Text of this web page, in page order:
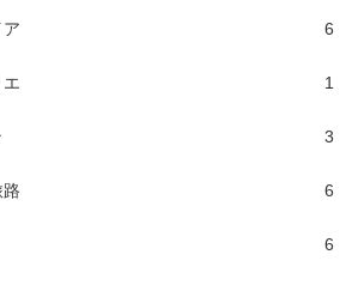
6
1
3
6
6